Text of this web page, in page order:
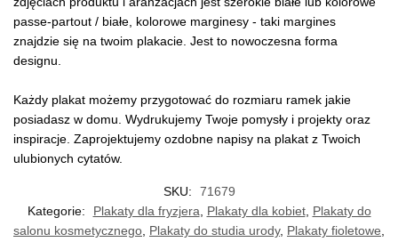
passe-partout / białe, kolorowe marginesy - taki margines
znajdzie się na twoim plakacie. Jest to nowoczesna forma
designu.
Każdy plakat możemy przygotować do rozmiaru ramek jakie
posiadasz w domu. Wydrukujemy Twoje pomysły i projekty oraz
inspiracje. Zaprojektujemy ozdobne napisy na plakat z Twoich
ulubionych cytatów.
SKU:
71679
Kategorie:
Plakaty dla fryzjera, Plakaty dla kobiet, Plakaty do
salonu kosmetycznego, Plakaty do studia urody, Plakaty fioletowe,